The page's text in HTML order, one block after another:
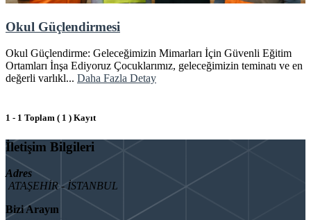
Okul Güçlendirmesi
Okul Güçlendirme: Geleceğimizin Mimarları İçin Güvenli Eğitim
Ortamları İnşa Ediyoruz Çocuklarımız, geleceğimizin teminatı ve en
değerli varlıkl... Daha Fazla Detay
1 - 1 Toplam ( 1 ) Kayıt
İletişim Bilgileri
Adres
ATAŞEHİR - İSTANBUL
Bizi Arayın